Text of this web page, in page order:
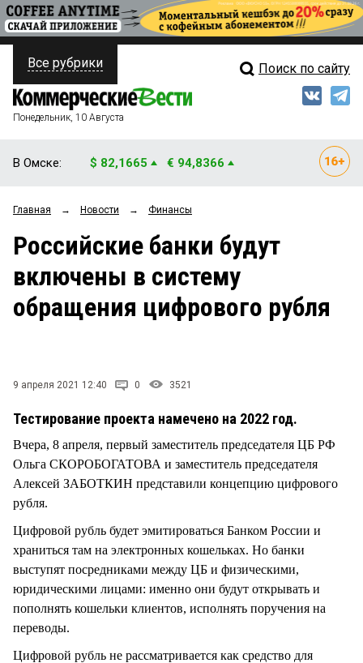
ПОЛИТИКА
ФИНАНСЫ
ОБЩЕСТВО
ЗАКОН
Свежий выпуск
Рейтинги
Блоги
Архив
Все рубрики Поиск по сайту
Понедельник, 10 Августа
В Омске: $ 82,1665 € 94,8366
Главная → Новости → Финансы
Российские банки будут
включены в систему
обращения цифрового рубля
9 апреля 2021 12:40 0 3521
Тестирование проекта намечено на 2022 год.
Вчера, 8 апреля, первый заместитель председателя ЦБ РФ
Ольга СКОРОБОГАТОВА и заместитель председателя
Алексей ЗАБОТКИН представили концепцию цифрового
рубля.
Цифровой рубль будет эмитироваться Банком России и
храниться там на электронных кошельках. Но банки
выступят посредниками между ЦБ и физическими,
юридическими лицами: именно они будут открывать и
пополнять кошельки клиентов, исполнять поручения на
переводы.
Цифровой рубль не рассматривается как средство для